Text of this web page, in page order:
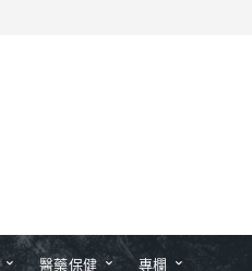
醫藥保健 專欄